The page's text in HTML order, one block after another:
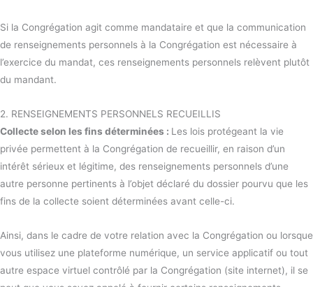
Si la Congrégation agit comme mandataire et que la communication
de renseignements personnels à la Congrégation est nécessaire à
l’exercice du mandat, ces renseignements personnels relèvent plutôt
du mandant.
2. RENSEIGNEMENTS PERSONNELS RECUEILLIS
Collecte selon les fins déterminées : Les lois protégeant la vie
privée permettent à la Congrégation de recueillir, en raison d’un
intérêt sérieux et légitime, des renseignements personnels d’une
autre personne pertinents à l’objet déclaré du dossier pourvu que les
fins de la collecte soient déterminées avant celle-ci.
Ainsi, dans le cadre de votre relation avec la Congrégation ou lorsque
vous utilisez une plateforme numérique, un service applicatif ou tout
autre espace virtuel contrôlé par la Congrégation (site internet), il se